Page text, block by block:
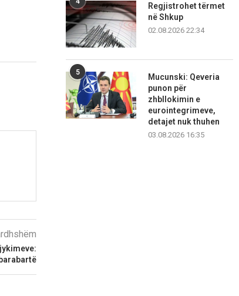
Regjistrohet tërmet
në Shkup
02.08.2026 22:34
5
Mucunski: Qeveria
punon për
zhbllokimin e
eurointegrimeve,
detajet nuk thuhen
03.08.2026 16:35